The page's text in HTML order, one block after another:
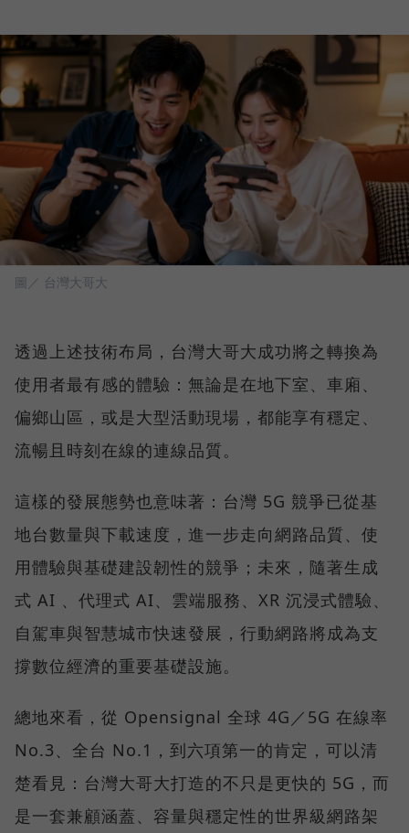
圖／ 台灣大哥大
透過上述技術布局，台灣大哥大成功將之轉換為
使用者最有感的體驗：無論是在地下室、車廂、
偏鄉山區，或是大型活動現場，都能享有穩定、
流暢且時刻在線的連線品質。
這樣的發展態勢也意味著：台灣 5G 競爭已從基
地台數量與下載速度，進一步走向網路品質、使
用體驗與基礎建設韌性的競爭；未來，隨著生成
式 AI 、代理式 AI、雲端服務、XR 沉浸式體驗、
自駕車與智慧城市快速發展，行動網路將成為支
撐數位經濟的重要基礎設施。
總地來看，從 Opensignal 全球 4G／5G 在線率
No.3、全台 No.1，到六項第一的肯定，可以清
楚看見：台灣大哥大打造的不只是更快的 5G，而
是一套兼顧涵蓋、容量與穩定性的世界級網路架